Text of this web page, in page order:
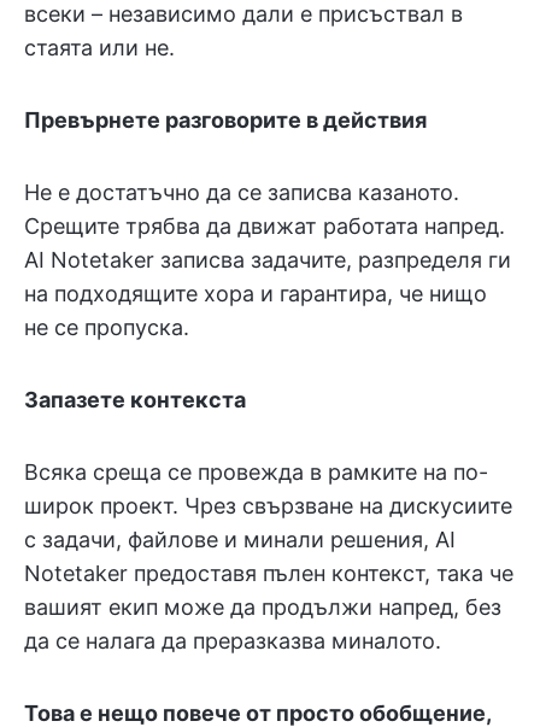
всеки – независимо дали е присъствал в
стаята или не.
Превърнете разговорите в действия
Не е достатъчно да се записва казаното.
Срещите трябва да движат работата напред.
AI Notetaker записва задачите, разпределя ги
на подходящите хора и гарантира, че нищо
не се пропуска.
Запазете контекста
Всяка среща се провежда в рамките на по-
широк проект. Чрез свързване на дискусиите
с задачи, файлове и минали решения, AI
Notetaker предоставя пълен контекст, така че
вашият екип може да продължи напред, без
да се налага да преразказва миналото.
Това е нещо повече от просто обобщение,